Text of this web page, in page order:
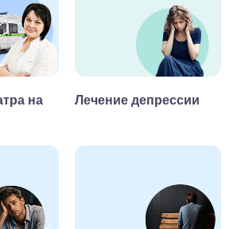
на
Лечение депрессии